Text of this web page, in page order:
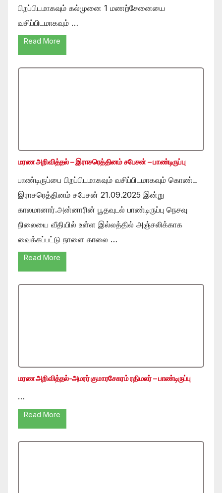
பிறப்பிடமாகவும் கல்முனை 1 மணற்சேனையை
வசிப்பிடமாகவும் …
Read More
மரண அறிவித்தல் – இராசரெத்தினம் சபேசன் – பாண்டிருப்பு
பாண்டிருப்பை பிறப்பிடமாகவும் வசிப்பிடமாகவும் கொண்ட
இராசரெத்தினம் சபேசன் 21.09.2025 இன்று
காலமானார்.அன்னாரின் பூதவுடல் பாண்டிருப்பு நெசவு
நிலையை வீதியில் உள்ள இல்லத்தில் அஞ்சலிக்காக
வைக்கப்பட்டு நாளை காலை …
Read More
மரண அறிவித்தல்-அமரர் குமாரசேகரம் ரதிமலர் – பாண்டிருப்பு
…
Read More